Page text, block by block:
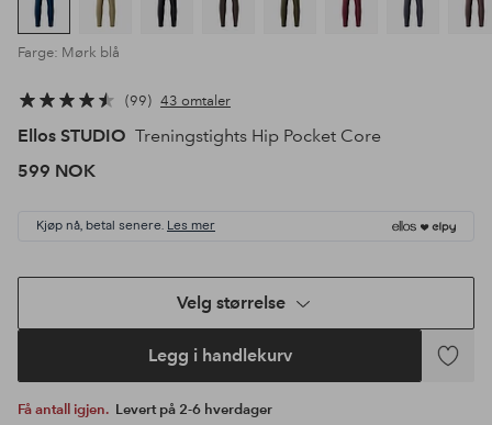
Farge: Mørk blå
99 43 omtaler
Ellos STUDIO Treningstights Hip Pocket Core
599 NOK
Kjøp nå, betal senere. Les mer
Velg størrelse
Legg i handlekurv
Legg
Få antall igjen. Levert på 2-6 hverdager